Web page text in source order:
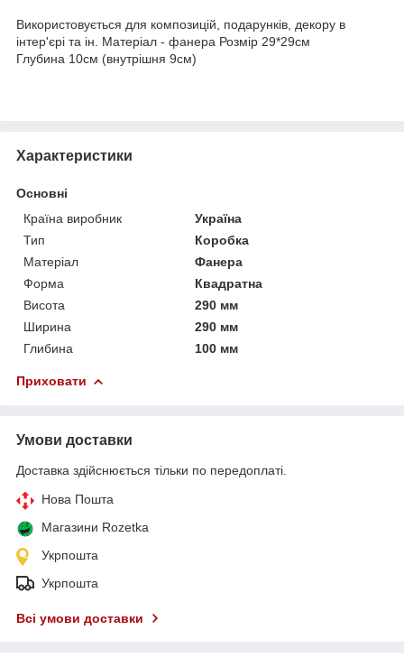
Використовується для композицій, подарунків, декору в
інтер'єрі та ін. Матеріал - фанера Розмір 29*29см
Глубина 10см (внутрішня 9см)
Характеристики
Основні
Країна виробник
Україна
Тип
Коробка
Матеріал
Фанера
Форма
Квадратна
Висота
290 мм
Ширина
290 мм
Глибина
100 мм
Приховати
Умови доставки
Доставка здійснюється тільки по передоплаті.
Нова Пошта
Магазини Rozetka
Укрпошта
Укрпошта
Всі умови доставки